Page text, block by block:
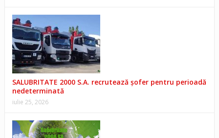
SALUBRITATE 2000 S.A. recrutează șofer pentru perioadă
nedeterminată
iulie 25, 2026